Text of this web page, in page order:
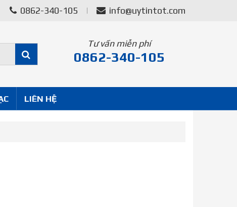
0862-340-105 info@uytintot.com
Tư vấn miễn phí
0862-340-105
LIÊN HỆ